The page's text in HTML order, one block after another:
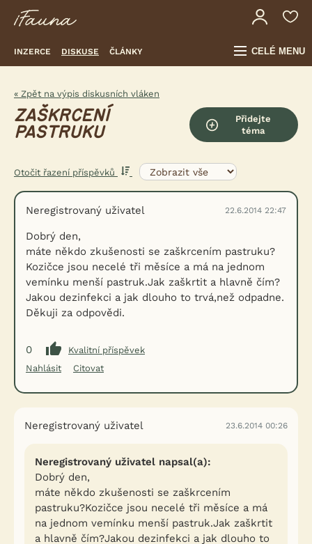
INZERCE DISKUSE ČLÁNKY CELÉ MENU
« Zpět na výpis diskusních vláken
ZAŠKRCENÍ
PASTRUKU
Přidejte
téma
Otočit řazení příspěvků
Neregistrovaný uživatel 22.6.2014 22:47
Dobrý den,
máte někdo zkušenosti se zaškrcením pastruku?
Kozičce jsou necelé tři měsíce a má na jednom
vemínku menší pastruk.Jak zaškrtit a hlavně čím?
Jakou dezinfekci a jak dlouho to trvá,než odpadne.
Děkuji za odpovědi.
0
Kvalitní příspěvek
Nahlásit
Citovat
Neregistrovaný uživatel 23.6.2014 00:26
Neregistrovaný uživatel napsal(a):
Dobrý den,
máte někdo zkušenosti se zaškrcením
pastruku?Kozičce jsou necelé tři měsíce a má
na jednom vemínku menší pastruk.Jak zaškrtit
a hlavně čím?Jakou dezinfekci a jak dlouho to